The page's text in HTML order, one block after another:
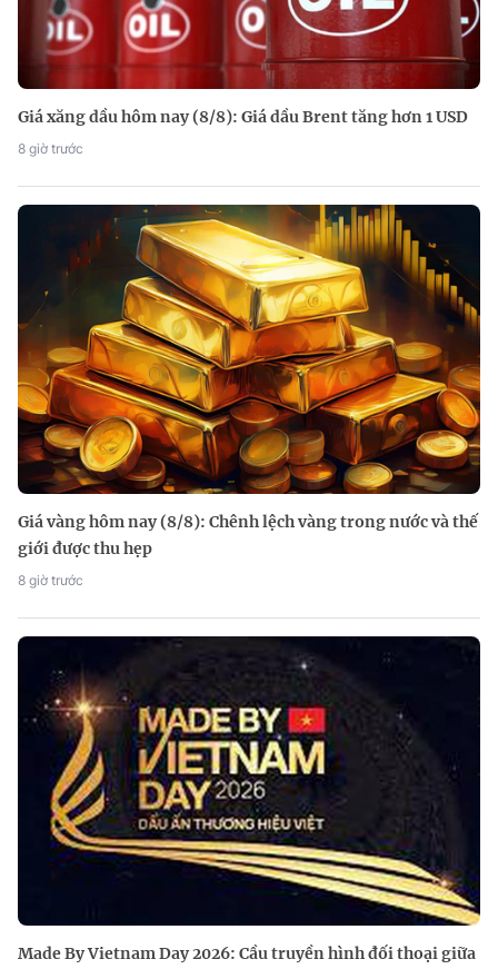
Giá xăng dầu hôm nay (8/8): Giá dầu Brent tăng hơn 1 USD
8 giờ trước
Giá vàng hôm nay (8/8): Chênh lệch vàng trong nước và thế
giới được thu hẹp
8 giờ trước
Made By Vietnam Day 2026: Cầu truyền hình đối thoại giữa